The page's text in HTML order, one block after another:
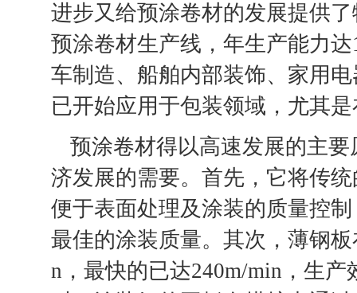
进步又给预涂卷材的发展提供
预涂卷材生产线，年生产能力
车制造、船舶内部装饰、家用
已开始应用于包装领域，尤其
预涂卷材得以高速发展的主
济发展的需要。首先，它将传
便于表面处理及涂装的质量控
最佳的涂装质量。其次，薄钢
n，最快的已达240m/min，生